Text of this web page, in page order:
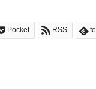
Pocket RSS